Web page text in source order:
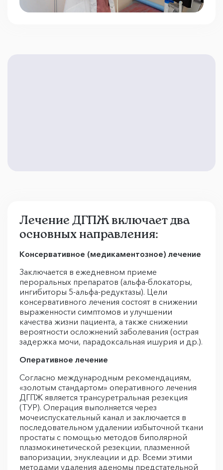
Лечение ДГПЖ включает два
основных направления:
Консервативное (медикаментозное) лечение
Заключается в ежедневном приеме
пероральных препаратов (альфа-блокаторы,
ингибиторы 5-альфа-редуктазы). Цели
консервативного лечения состоят в снижении
выраженности симптомов и улучшении
качества жизни пациента, а также снижении
вероятности осложнений заболевания (острая
задержка мочи, парадоксальная ишурия и др.).
Оперативное лечение
Согласно международным рекомендациям,
«золотым стандартом» оперативного лечения
ДГПЖ является трансуретральная резекция
(ТУР). Операция выполняется через
мочеиспускательный канал и заключается в
последовательном удалении избыточной ткани
простаты с помощью методов биполярной
плазмокинетической резекции, плазменной
вапоризации, энуклеации и др. Всеми этими
методами удаления аденомы предстательной